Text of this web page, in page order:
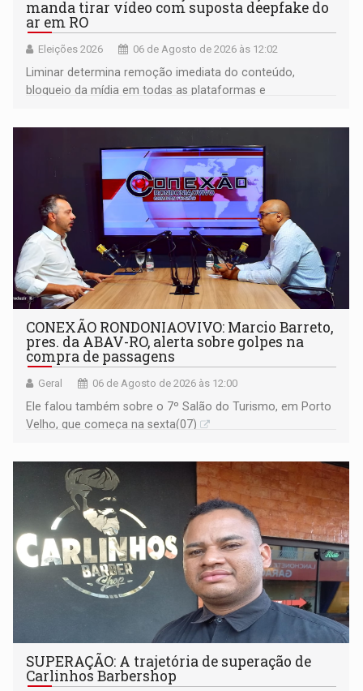
manda tirar vídeo com suposta deepfake do
ar em RO
Eleições 2026 06 de Agosto de 2026 às 12:02
Liminar determina remoção imediata do conteúdo,
bloqueio da mídia em todas as plataformas e
CONEXÃO RONDONIAOVIVO: Marcio Barreto,
pres. da ABAV-RO, alerta sobre golpes na
compra de passagens
Geral 06 de Agosto de 2026 às 12:00
Ele falou também sobre o 7º Salão do Turismo, em Porto
Velho, que começa na sexta(07)
SUPERAÇÃO: A trajetória de superação de
Carlinhos Barbershop